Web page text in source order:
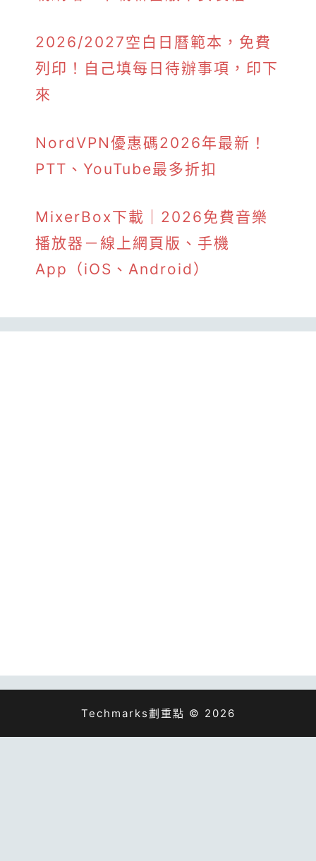
2026/2027空白日曆範本，免費
列印！自己填每日待辦事項，印下
來
NordVPN優惠碼2026年最新！
PTT、YouTube最多折扣
MixerBox下載｜2026免費音樂
播放器－線上網頁版、手機
App（iOS、Android）
Techmarks劃重點 © 2026